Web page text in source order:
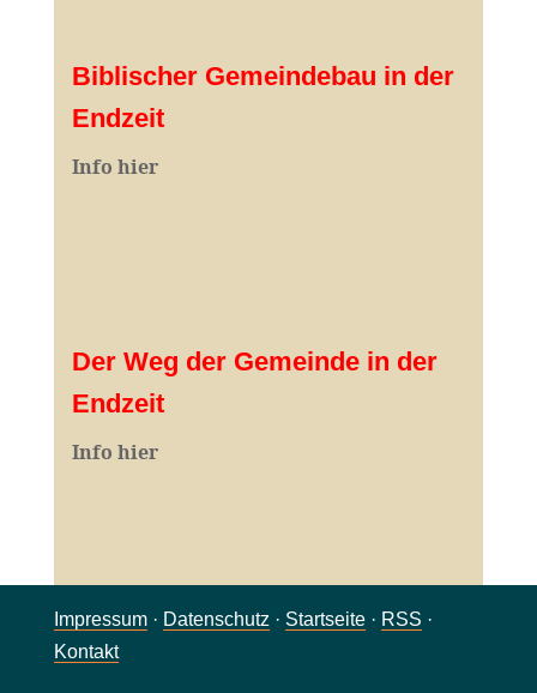
Biblischer Gemeindebau in der
Endzeit
Info hier
Der Weg der Gemeinde in der
Endzeit
Info hier
Impressum· Datenschutz · Startseite· RSS ·
Kontakt